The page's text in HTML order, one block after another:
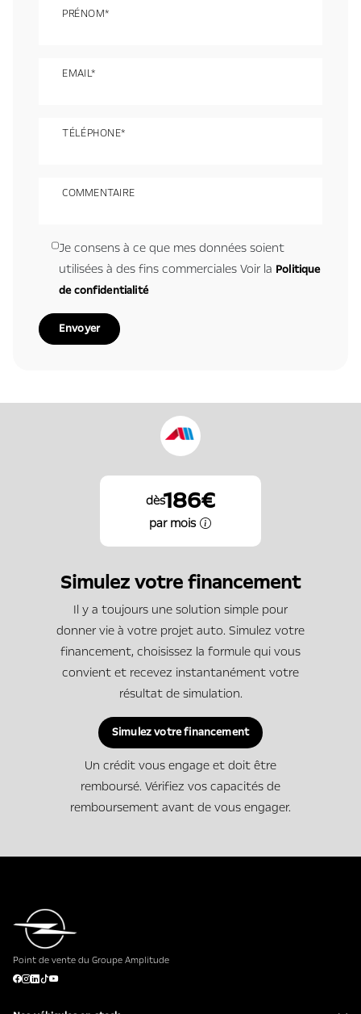
PRÉNOM*
EMAIL*
TÉLÉPHONE*
COMMENTAIRE
Je consens à ce que mes données soient
utilisées à des fins commerciales Voir la Politique
de confidentialité
Envoyer
dès186€
par mois
Simulez votre financement
Il y a toujours une solution simple pour
donner vie à votre projet auto. Simulez votre
financement, choisissez la formule qui vous
convient et recevez instantanément votre
résultat de simulation.
Simulez votre financement
Un crédit vous engage et doit être
remboursé. Vérifiez vos capacités de
remboursement avant de vous engager.
Point de vente du Groupe Amplitude